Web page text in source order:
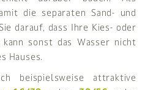
die separaten Sand- und
darauf, dass Ihre Kies- oder
sonst das Wasser nicht
Hauses.
beispielsweise attraktive